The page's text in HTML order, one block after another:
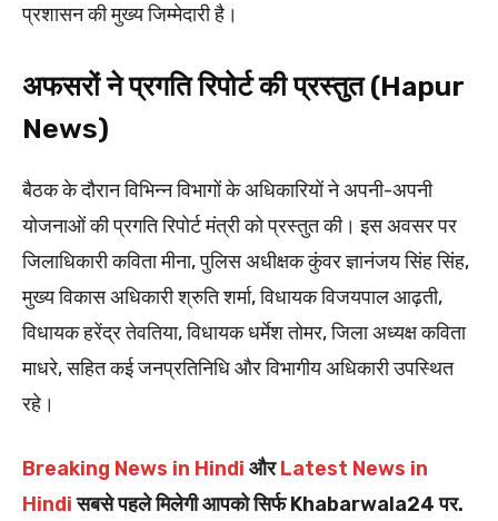
प्रशासन की मुख्य जिम्मेदारी है।
अफसरों ने प्रगति रिपोर्ट की प्रस्तुत (Hapur
News)
बैठक के दौरान विभिन्न विभागों के अधिकारियों ने अपनी-अपनी
योजनाओं की प्रगति रिपोर्ट मंत्री को प्रस्तुत की। इस अवसर पर
जिलाधिकारी कविता मीना, पुलिस अधीक्षक कुंवर ज्ञानंजय सिंह सिंह,
मुख्य विकास अधिकारी श्रुति शर्मा, विधायक विजयपाल आढ़ती,
विधायक हरेंद्र तेवतिया, विधायक धर्मेश तोमर, जिला अध्यक्ष कविता
माधरे, सहित कई जनप्रतिनिधि और विभागीय अधिकारी उपस्थित
रहे।
Breaking News in Hindi औरLatest News in
Hindiसबसे पहले मिलेगी आपको सिर्फ Khabarwala24 पर.